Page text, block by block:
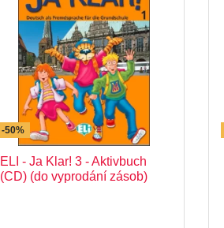
-50%
ELI - Ja Klar! 3 - Aktivbuch
(CD) (do vyprodání zásob)